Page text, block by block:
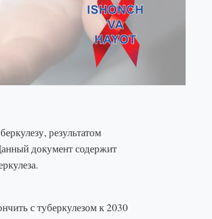
результатом
документ содержит
с туберкулезом к 2030